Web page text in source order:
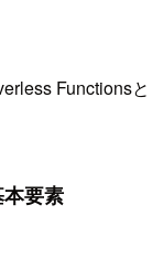
Functionsと
要素